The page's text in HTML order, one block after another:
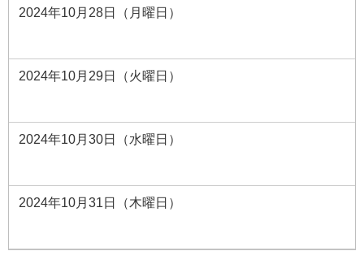
2024年10月28日（月曜日）
2024年10月29日（火曜日）
2024年10月30日（水曜日）
2024年10月31日（木曜日）